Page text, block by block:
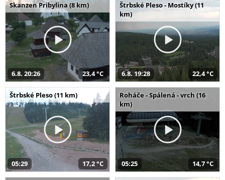
Skanzen Pribylina (8 km)
6.8. 20:26 23,4 °C
Štrbské Pleso - Mostíky (11
km)
6.8. 19:28 22,4 °C
Štrbské Pleso (11 km)
05:29 17,2 °C
Roháče - Spálená - vrch (16
km)
05:25 14,7 °C